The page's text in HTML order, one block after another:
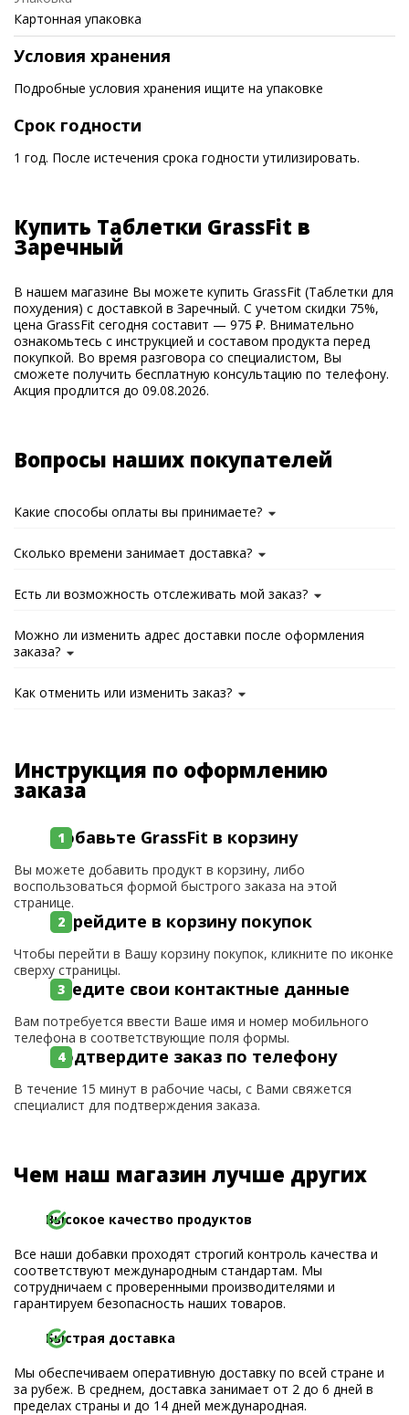
Картонная упаковка
Условия хранения
Подробные условия хранения ищите на упаковке
Срок годности
1 год. После истечения срока годности утилизировать.
Купить Таблетки GrassFit в
Заречный
В нашем магазине Вы можете купить GrassFit (Таблетки для
похудения) с доставкой в Заречный. С учетом скидки 75%,
цена GrassFit сегодня составит — 975 ₽. Внимательно
ознакомьтесь с инструкцией и составом продукта перед
покупкой. Во время разговора со специалистом, Вы
сможете получить бесплатную консультацию по телефону.
Акция продлится до 09.08.2026.
Вопросы наших покупателей
Какие способы оплаты вы принимаете?
Сколько времени занимает доставка?
Есть ли возможность отслеживать мой заказ?
Можно ли изменить адрес доставки после оформления
заказа?
Как отменить или изменить заказ?
Инструкция по оформлению
заказа
Добавьте GrassFit в корзину
Вы можете добавить продукт в корзину, либо
воспользоваться формой быстрого заказа на этой
странице.
Перейдите в корзину покупок
Чтобы перейти в Вашу корзину покупок, кликните по иконке
сверху страницы.
Введите свои контактные данные
Вам потребуется ввести Ваше имя и номер мобильного
телефона в соответствующие поля формы.
Подтвердите заказ по телефону
В течение 15 минут в рабочие часы, с Вами свяжется
специалист для подтверждения заказа.
Чем наш магазин лучше других
Высокое качество продуктов
Все наши добавки проходят строгий контроль качества и
соответствуют международным стандартам. Мы
сотрудничаем с проверенными производителями и
гарантируем безопасность наших товаров.
Быстрая доставка
Мы обеспечиваем оперативную доставку по всей стране и
за рубеж. В среднем, доставка занимает от 2 до 6 дней в
пределах страны и до 14 дней международная.